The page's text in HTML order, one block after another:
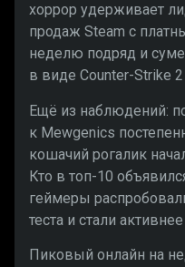
хоррор удерживает
продаж Steam с
неделю подряд и
в виде Counter-Strike
Ещё из наблюдений:
к Mewgenics
кошачий рогалик
Кто в топ-10
геймеры
теста и стали
Пиковый онлайн на